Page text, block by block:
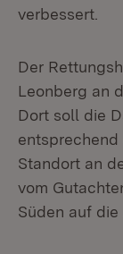
verbessert.
Der
Leonberg an
Dort soll die
Standort an
vom
Süden auf die